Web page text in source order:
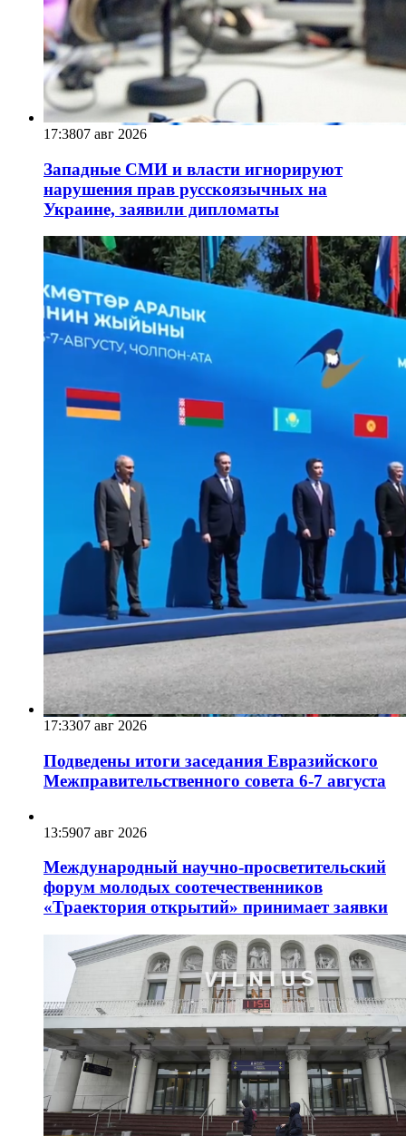
17:3807 авг 2026
Западные СМИ и власти игнорируют
нарушения прав русскоязычных на
Украине, заявили дипломаты
17:3307 авг 2026
Подведены итоги заседания Евразийского
Межправительственного совета 6-7 августа
13:5907 авг 2026
Международный научно-просветительский
форум молодых соотечественников
«Траектория открытий» принимает заявки